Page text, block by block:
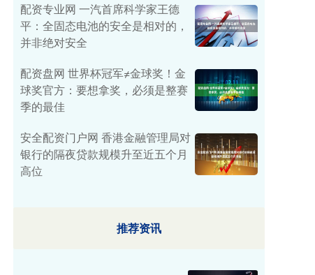
配资专业网 一汽首席科学家王德
平：全固态电池的安全是相对的，
并非绝对安全
配资盘网 世界杯冠军≠金球奖！金
球奖官方：要想拿奖，必须是整赛
季的最佳
安全配资门户网 香港金融管理局对
银行的隔夜贷款规模升至近五个月
高位
推荐资讯